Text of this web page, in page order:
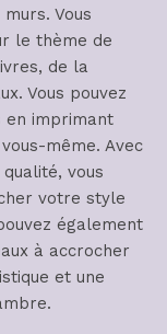
Vous
le thème de
de la
Vous pouvez
en imprimant
même. Avec
vous
votre style
également
à accrocher
et une